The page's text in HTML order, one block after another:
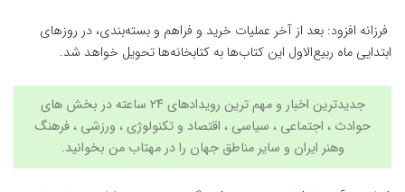
فرزانه افزود: بعد از آخر عملیات خرید و فراهم و بسته‌بندی، در روزهای
ابتدایی ماه ربیع‌الاول این کتاب‌ها به کتابخانه‌ها تحویل خواهد شد.
جدیدترین اخبار و مهم ترین رویدادهای ۲۴ ساعته در بخش های
حوادث ، اجتماعی ، سیاسی ، اقتصاد و تکنولوژی، ورزشی ، فرهنگ
وهنر ایران و سایر مناطق جهان را در مهتاب من بخوانید.